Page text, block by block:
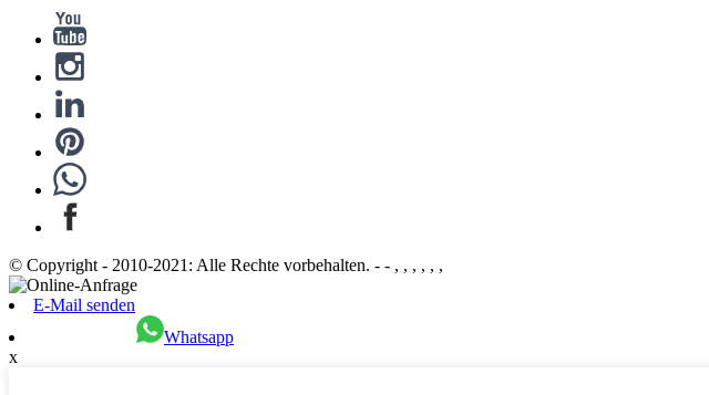
© Copyright - 2010-2021: Alle Rechte vorbehalten. - - , , , , , ,
E-Mail senden
Whatsapp
x